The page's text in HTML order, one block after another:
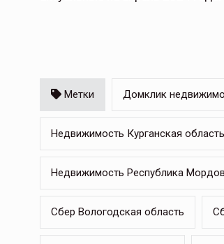
Метки Домклик
Недвижимость Курганская область
Недвижимость Республика
Сбер Вологодская область